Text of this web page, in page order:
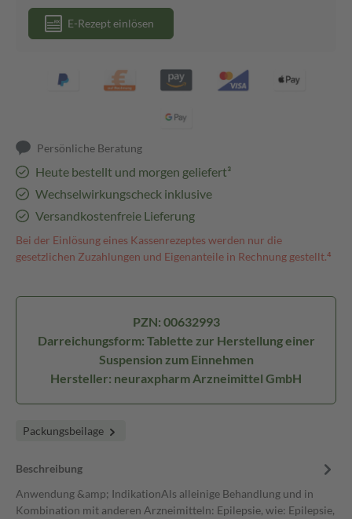
E-Rezept einlösen
Persönliche Beratung
Heute bestellt und morgen geliefert³
Wechselwirkungscheck inklusive
Versandkostenfreie Lieferung
Bei der Einlösung eines Kassenrezeptes werden nur die
gesetzlichen Zuzahlungen und Eigenanteile in Rechnung gestellt.⁴
PZN: 00632993
Darreichungsform: Tablette zur Herstellung einer
Suspension zum Einnehmen
Hersteller: neuraxpharm Arzneimittel GmbH
Packungsbeilage
Beschreibung
Anwendung &amp; IndikationAls alleinige Behandlung und in
Kombination mit anderen Arzneimitteln: Epilepsie, wie: Epilepsie,